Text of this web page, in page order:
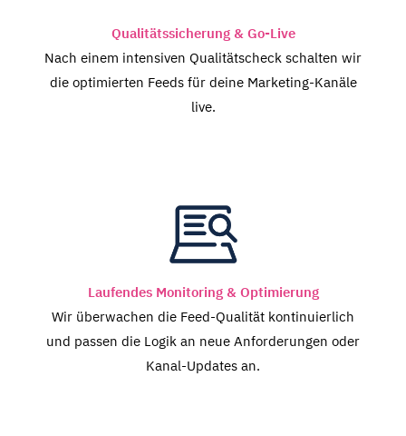
Qualitätssicherung & Go-Live
Nach einem intensiven Qualitätscheck schalten wir
die optimierten Feeds für deine Marketing-Kanäle
live.
Laufendes Monitoring & Optimierung
Wir überwachen die Feed-Qualität kontinuierlich
und passen die Logik an neue Anforderungen oder
Kanal-Updates an.